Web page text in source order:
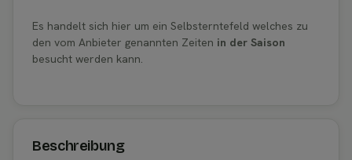
Es handelt sich hier um ein Selbsterntefeld welches zu
den vom Anbieter genannten Zeiten in der Saison
besucht werden kann.
Beschreibung